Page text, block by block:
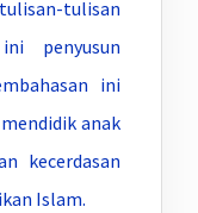
tulisan
penyusun
ini
anak
kecerdasan
Islam.